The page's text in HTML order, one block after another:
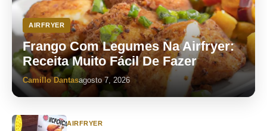
AIRFRYER
Frango Com Legumes Na Airfryer:
Receita Muito Fácil De Fazer
Camillo Dantasagosto 7, 2026
AIRFRYER